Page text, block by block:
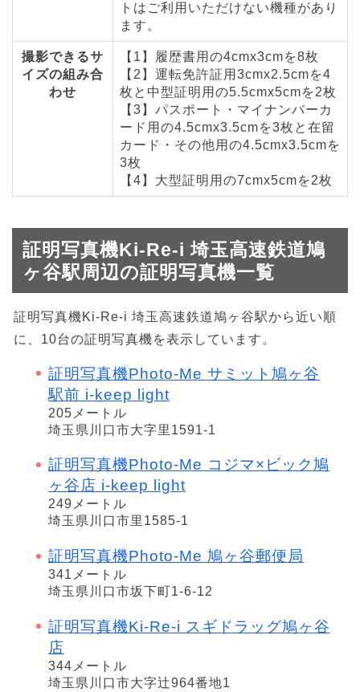
トはご利用いただけない機種があり
ます。
撮影できるサ
イズの組み合
わせ
【1】履歴書用の4cmx3cmを8枚
【2】運転免許証用3cmx2.5cmを4
枚と中型証明用の5.5cmx5cmを2枚
【3】パスポート・マイナンバーカ
ード用の4.5cmx3.5cmを3枚と在留
カード・その他用の4.5cmx3.5cmを
3枚
【4】大型証明用の7cmx5cmを2枚
証明写真機Ki-Re-i 埼玉高速鉄道鳩
ヶ谷駅周辺の証明写真機一覧
証明写真機Ki-Re-i 埼玉高速鉄道鳩ヶ谷駅から近い順
に、10台の証明写真機を表示しています。
証明写真機Photo-Me サミット鳩ヶ谷
駅前 i-keep light
205メートル
埼玉県川口市大字里1591-1
証明写真機Photo-Me コジマ×ビック鳩
ヶ谷店 i-keep light
249メートル
埼玉県川口市里1585-1
証明写真機Photo-Me 鳩ヶ谷郵便局
341メートル
埼玉県川口市坂下町1-6-12
証明写真機Ki-Re-i スギドラッグ鳩ヶ谷
店
344メートル
埼玉県川口市大字辻964番地1